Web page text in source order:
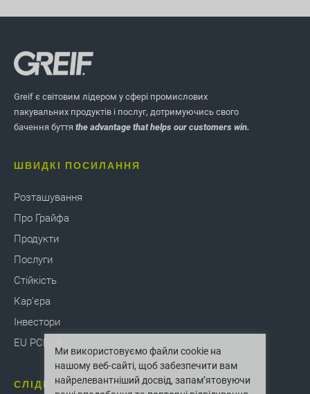
Greif є світовим лідером у сфері промислових
пакувальних продуктів і послуг, дотримуючись свого
бачення буття the advantage that helps our customers win.
ШВИДКІ ПОСИЛАННЯ
Розташування
Про Грайфа
Продукти
Послуги
Стійкість
Кар'єра
Інвестори
EU PCBCR
СЛІДКУЙТЕ ЗА НАМИ
Ми використовуємо файли cookie на
нашому веб-сайті, щоб забезпечити вам
найрелевантніший досвід, запам’ятовуючи